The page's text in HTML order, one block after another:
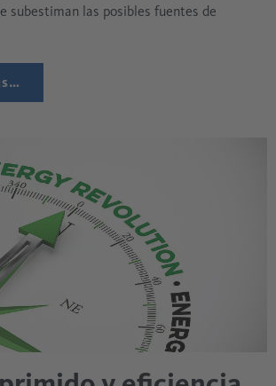
subestiman las posibles fuentes de